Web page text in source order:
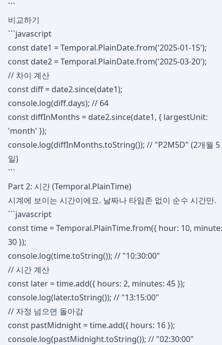
```
비교하기
```javascript
const date1 = Temporal.PlainDate.from('2025-01-15');
const date2 = Temporal.PlainDate.from('2025-03-20');
// 차이 계산
const diff = date2.since(date1);
console.log(diff.days); // 64
const diffInMonths = date2.since(date1, { largestUnit:
'month' });
console.log(diffInMonths.toString()); // "P2M5D" (2개월 5
일)
```
Part 2: 시간 (Temporal.PlainTime)
시계에 보이는 시간이에요. 날짜나 타임존 없이 순수 시간만.
```javascript
const time = Temporal.PlainTime.from({ hour: 10, minute:
30 });
console.log(time.toString()); // "10:30:00"
// 시간 계산
const later = time.add({ hours: 2, minutes: 45 });
console.log(later.toString()); // "13:15:00"
// 자정 넘으면 돌아감
const pastMidnight = time.add({ hours: 16 });
console.log(pastMidnight.toString()); // "02:30:00"